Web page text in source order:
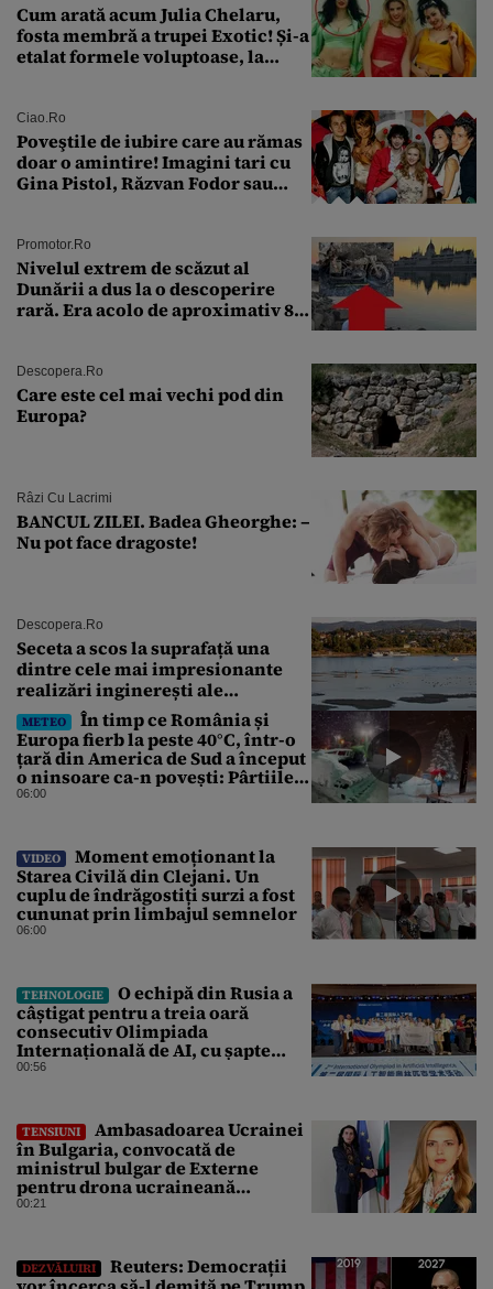
Cum arată acum Julia Chelaru,
fosta membră a trupei Exotic! Și-a
etalat formele voluptoase, la
Ciao.ro
Poveştile de iubire care au rămas
doar o amintire! Imagini tari cu
Gina Pistol, Răzvan Fodor sau
Promotor.ro
Nivelul extrem de scăzut al
Dunării a dus la o descoperire
rară. Era acolo de aproximativ 80
Descopera.ro
Care este cel mai vechi pod din
Europa?
Râzi Cu Lacrimi
BANCUL ZILEI. Badea Gheorghe: –
Nu pot face dragoste!
Descopera.ro
Seceta a scos la suprafață una
dintre cele mai impresionante
realizări inginerești ale
Imperiului Roman
METEO
În timp ce România și
Europa fierb la peste 40°C, într-o
țară din America de Sud a început
o ninsoare ca-n povești: Pârtiile
s-au umplut de schiori
06:00
VIDEO
Moment emoționant la
Starea Civilă din Clejani. Un
cuplu de îndrăgostiți surzi a fost
cununat prin limbajul semnelor
06:00
TEHNOLOGIE
O echipă din Rusia a
câștigat pentru a treia oară
consecutiv Olimpiada
Internațională de AI, cu șapte
medalii din aur și una de bronz
00:56
TENSIUNI
Ambasadoarea Ucrainei
în Bulgaria, convocată de
ministrul bulgar de Externe
pentru drona ucraineană
prăbușită în apropierea
00:21
DEZVĂLUIRI
Reuters: Democrații